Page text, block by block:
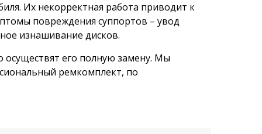
Их некорректная работа приводит к
повреждения суппортов – увод
изнашивание дисков.
осуществят его полную замену. Мы
ремкомплект, по